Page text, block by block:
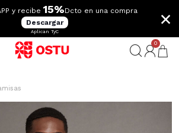
y recibe 15%Dcto en una compra
Descargar
Aplican TyC
×
0